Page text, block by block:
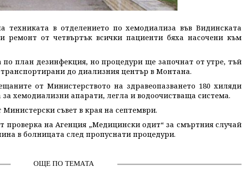
техниката в отделението по хемодиализа във Видинската
ремонт от четвъртък всички пациенти бяха насочени към
план дезинфекция, но процедури ще започнат от утре, тъй
до диализния център в Монтана.
от Министерството на здравеопазването 180 хиляди
за хемодиализни апарати, легла и водоочистваща система.
Министерски съвет в края на септември.
проверка на Агенция „Медицински одит“ за смъртния случай
в болницата след пропуснати процедури.
ОЩЕ ПО ТЕМАТА